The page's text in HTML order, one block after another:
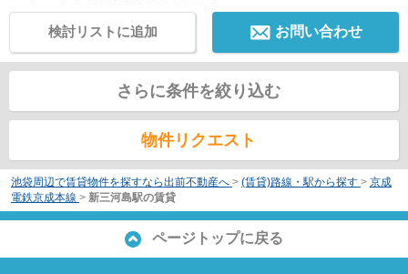
お問い合わせ
検討リストに追加
さらに条件を絞り込む
物件リクエスト
池袋周辺で賃貸物件を探すなら出前不動産へ > (賃貸)路線・駅から探す > 京成
電鉄京成本線 > 新三河島駅の賃貸
ページトップに戻る